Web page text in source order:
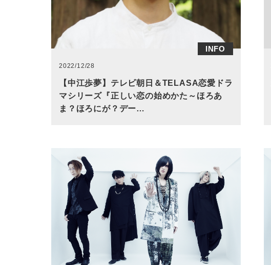
INFO
2022/12/28
【中江歩夢】テレビ朝日＆TELASA恋愛ドラ
マシリーズ『正しい恋の始めかた～ほろあ
ま？ほろにが？デー…